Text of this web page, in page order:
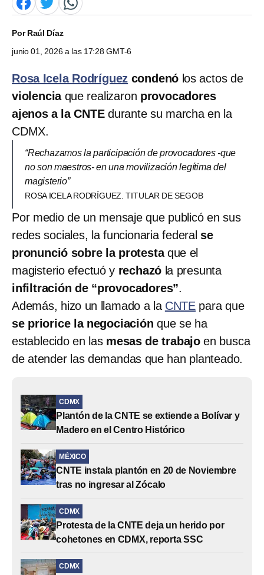
PorRaúl Díaz
junio 01, 2026 a las 17:28 GMT-6
Rosa Icela Rodríguez condenó los actos de
violenciaque realizaron provocadores
ajenos a la CNTEdurante su marcha en la
CDMX.
“Rechazamos la participación de provocadores -que
no son maestros- en una movilización legítima del
magisterio”
ROSA ICELA RODRÍGUEZ. TITULAR DE SEGOB
Por medio de un mensaje que publicó en sus
redes sociales, la funcionaria federal se
pronunció sobre la protestaque el
magisterio efectuó y rechazó la presunta
infiltración de “provocadores”.
Además, hizo un llamado a la CNTE para que
se priorice la negociación que se ha
establecido en las mesas de trabajo en busca
de atender las demandas que han planteado.
CDMX
Plantón de la CNTE se extiende a Bolívar y
Madero en el Centro Histórico
MÉXICO
CNTE instala plantón en 20 de Noviembre
tras no ingresar al Zócalo
CDMX
Protesta de la CNTE deja un herido por
cohetones en CDMX, reporta SSC
CDMX